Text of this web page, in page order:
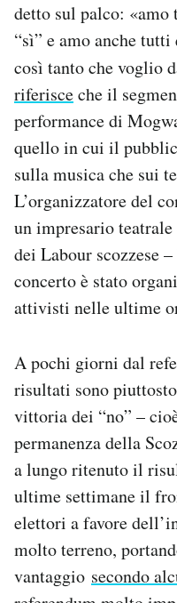
detto sul palco:
“sì” e amo anche
così tanto che voglio
riferisceche il
performance di
quello in cui il
sulla musica che sui
L’organizzatore del
un impresario
dei Labour scozzese
concerto è stato
attivisti nelle ultime
A pochi giorni dal
risultati sono
vittoria dei “no” –
permanenza della
a lungo ritenuto il
ultime settimane il
elettori a favore
molto terreno,
vantaggio secondo